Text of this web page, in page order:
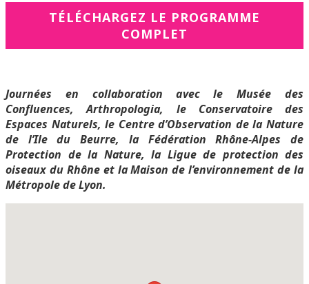
TÉLÉCHARGEZ LE PROGRAMME
COMPLET
Journées en collaboration avec le Musée des
Confluences, Arthropologia, le Conservatoire des
Espaces Naturels, le Centre d’Observation de la Nature
de l’Ile du Beurre, la Fédération Rhône-Alpes de
Protection de la Nature, la Ligue de protection des
oiseaux du Rhône et la Maison de l’environnement de la
Métropole de Lyon.